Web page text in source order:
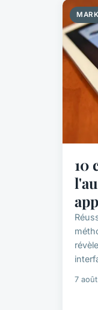
10
7